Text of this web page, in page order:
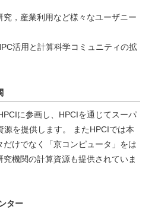
，産業利用など様々なユーザニー
活用と計算科学コミュニティの拡
に参画し、HPCIを通じてスーパ
源を提供します。 またHPCIでは本
けでなく「京コンピュータ」をは
究機関の計算資源も提供されていま
ター